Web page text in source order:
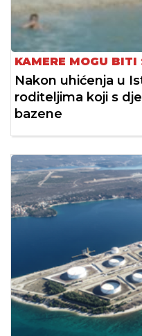
KAMERE MOGU BITI
Nakon uhićenja u
roditeljima koji s
bazene